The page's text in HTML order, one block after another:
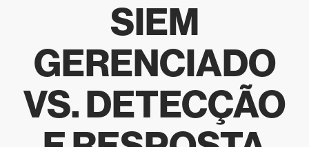
SIEM
GERENCIADO
VS. DETECÇÃO